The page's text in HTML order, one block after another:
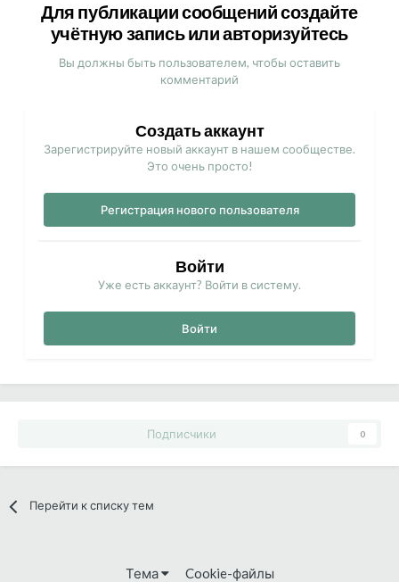
Для публикации сообщений создайте
учётную запись или авторизуйтесь
Вы должны быть пользователем, чтобы оставить
комментарий
Создать аккаунт
Зарегистрируйте новый аккаунт в нашем сообществе.
Это очень просто!
Регистрация нового пользователя
Войти
Уже есть аккаунт? Войти в систему.
Войти
Подписчики 0
Перейти к списку тем
Тема Cookie-файлы